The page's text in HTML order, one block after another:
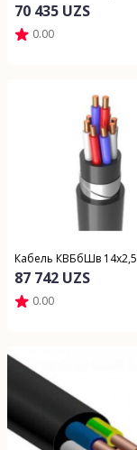
70 435 UZS
0.00
Кабель КВБбШв 14х2,5
87 742 UZS
0.00